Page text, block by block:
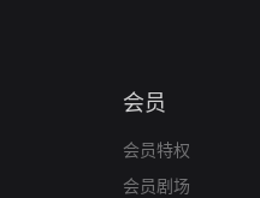
会员
会员特权
会员剧场